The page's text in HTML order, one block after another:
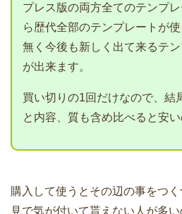
プレス版の両方全てのテンプ
ら歴代全部のテンプレートが
無く今後も新しく出て来るテ
が出来ます。
買い切りの1回だけなので、結
と内容、質も含め比べると安
購入して使うとその辺の事をつ
見で気が付いて貰えない人が多